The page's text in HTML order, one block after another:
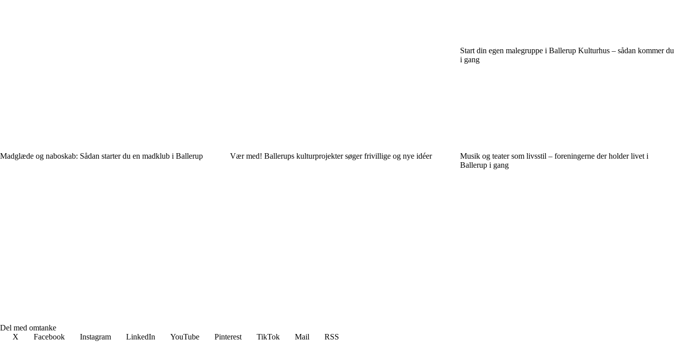
Start din egen malegruppe i Ballerup Kulturhus – sådan kommer du
i gang
Madglæde og naboskab: Sådan starter du en madklub i Ballerup Vær med! Ballerups kulturprojekter søger frivillige og nye idéer
Musik og teater som livsstil – foreningerne der holder livet i
Ballerup i gang
Del med omtanke
X
Facebook Instagram LinkedIn YouTube Pinterest TikTok Mail
RSS